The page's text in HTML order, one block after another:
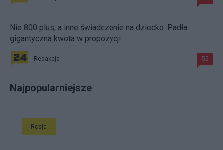
Nie 800 plus, a inne świadczenie na dziecko. Padła
gigantyczna kwota w propozycji
Redakcja 55
Najpopularniejsze
Rosja